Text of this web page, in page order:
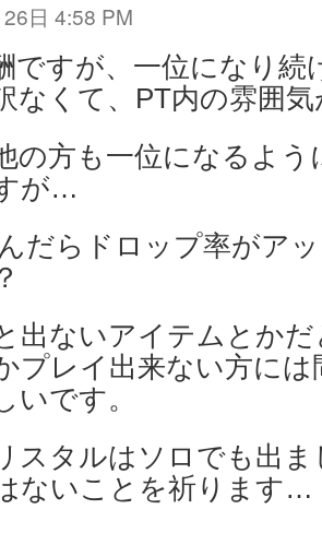
日 4:58 PM
ですが、一位になり続
なくて、PT内の雰囲
の方も一位になるよ
が…
だらドロップ率がア
出ないアイテムとか
プレイ出来ない方に
いです。
スタルはソロでも出ま
ないことを祈ります…